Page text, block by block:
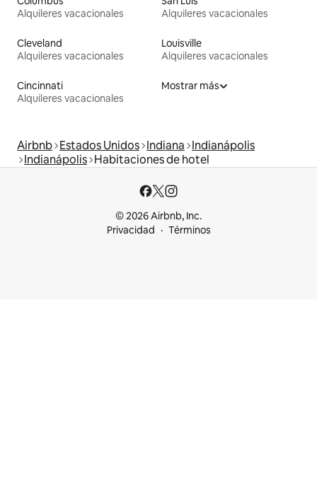
Alquileres vacacionales
Alquileres vacacionales
Cleveland
Alquileres vacacionales
Louisville
Alquileres vacacionales
Cincinnati
Alquileres vacacionales
Mostrar más
Airbnb Estados Unidos Indiana Indianápolis
Indianápolis Habitaciones de hotel
© 2026 Airbnb, Inc.
Privacidad
Términos